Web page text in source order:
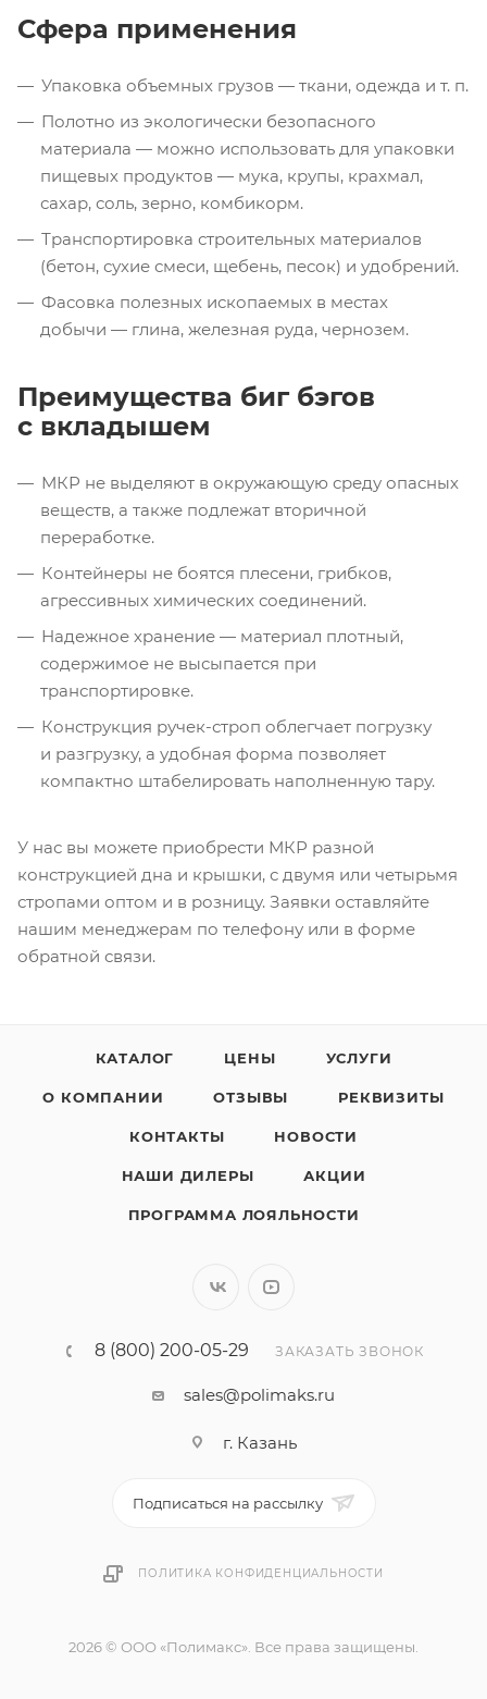
Сфера применения
Упаковка объемных грузов — ткани, одежда и т. п.
Полотно из экологически безопасного
материала — можно использовать для упаковки
пищевых продуктов — мука, крупы, крахмал,
сахар, соль, зерно, комбикорм.
Транспортировка строительных материалов
(бетон, сухие смеси, щебень, песок) и удобрений.
Фасовка полезных ископаемых в местах
добычи — глина, железная руда, чернозем.
Преимущества биг бэгов
с вкладышем
МКР не выделяют в окружающую среду опасных
веществ, а также подлежат вторичной
переработке.
Контейнеры не боятся плесени, грибков,
агрессивных химических соединений.
Надежное хранение — материал плотный,
содержимое не высыпается при
транспортировке.
Конструкция ручек-строп облегчает погрузку
и разгрузку, а удобная форма позволяет
компактно штабелировать наполненную тару.
У нас вы можете приобрести МКР разной
конструкцией дна и крышки, с двумя или четырьмя
стропами оптом и в розницу. Заявки оставляйте
нашим менеджерам по телефону или в форме
обратной связи.
КАТАЛОГ ЦЕНЫ УСЛУГИ
О КОМПАНИИ ОТЗЫВЫ РЕКВИЗИТЫ
КОНТАКТЫ НОВОСТИ
НАШИ ДИЛЕРЫ АКЦИИ
ПРОГРАММА ЛОЯЛЬНОСТИ
8 (800) 200-05-29 ЗАКАЗАТЬ ЗВОНОК
sales@polimaks.ru
г. Казань
Подписаться на рассылку
ПОЛИТИКА КОНФИДЕНЦИАЛЬНОСТИ
2026 © ООО «Полимакс». Все права защищены.